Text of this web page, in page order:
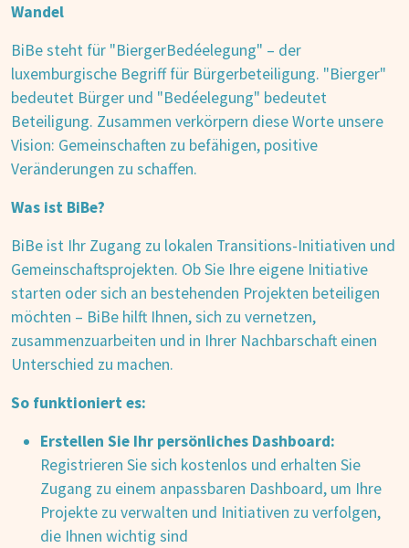
Wandel
BiBe steht für "BiergerBedéelegung" – der
luxemburgische Begriff für Bürgerbeteiligung. "Bierger"
bedeutet Bürger und "Bedéelegung" bedeutet
Beteiligung. Zusammen verkörpern diese Worte unsere
Vision: Gemeinschaften zu befähigen, positive
Veränderungen zu schaffen.
Was ist BiBe?
BiBe ist Ihr Zugang zu lokalen Transitions-Initiativen und
Gemeinschaftsprojekten. Ob Sie Ihre eigene Initiative
starten oder sich an bestehenden Projekten beteiligen
möchten – BiBe hilft Ihnen, sich zu vernetzen,
zusammenzuarbeiten und in Ihrer Nachbarschaft einen
Unterschied zu machen.
So funktioniert es:
Erstellen Sie Ihr persönliches Dashboard:
Registrieren Sie sich kostenlos und erhalten Sie
Zugang zu einem anpassbaren Dashboard, um Ihre
Projekte zu verwalten und Initiativen zu verfolgen,
die Ihnen wichtig sind